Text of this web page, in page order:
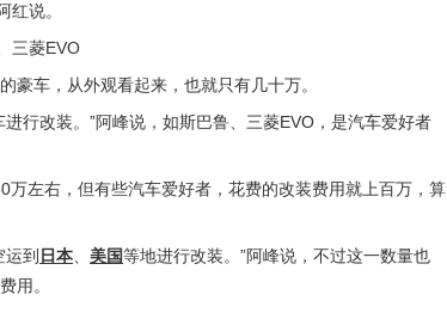
红说。
三菱EVO
车，从外观看起来，也就只有几十万。
改装。”阿峰说，如斯巴鲁、三菱EVO，是汽车爱好者
左右，但有些汽车爱好者，花费的改装费用就上百万，算
到 日本 、美国等地进行改装。”阿峰说，不过这一数量也
用。